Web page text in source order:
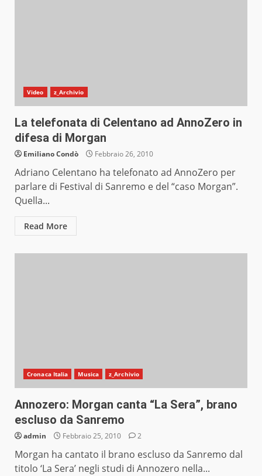
Video z_Archivio
La telefonata di Celentano ad AnnoZero in
difesa di Morgan
Emiliano Condò Febbraio 26, 2010
Adriano Celentano ha telefonato ad AnnoZero per
parlare di Festival di Sanremo e del “caso Morgan”.
Quella...
Read More
Cronaca Italia Musica z_Archivio
Annozero: Morgan canta “La Sera”, brano
escluso da Sanremo
admin Febbraio 25, 2010 2
Morgan ha cantato il brano escluso da Sanremo dal
titolo ‘La Sera’ negli studi di Annozero nella...